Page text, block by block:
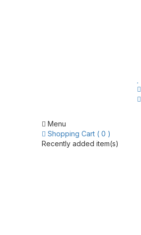
Menu
Shopping Cart ( 0 )
Recently added item(s)